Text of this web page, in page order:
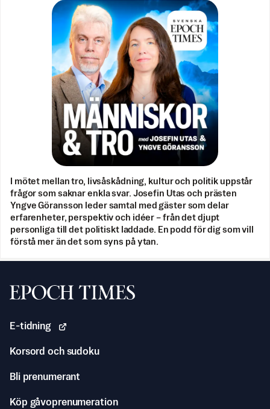
I mötet mellan tro, livsåskådning, kultur och politik uppstår
frågor som saknar enkla svar. Josefin Utas och prästen
Yngve Göransson leder samtal med gäster som delar
erfarenheter, perspektiv och idéer – från det djupt
personliga till det politiskt laddade. En podd för dig som vill
förstå mer än det som syns på ytan.
Svenska Epoch Times
E-tidning
Korsord och sudoku
Bli prenumerant
Köp gåvoprenumeration